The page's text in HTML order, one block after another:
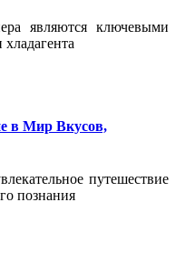
являются ключевыми
в Мир Вкусов,
путешествие
познания